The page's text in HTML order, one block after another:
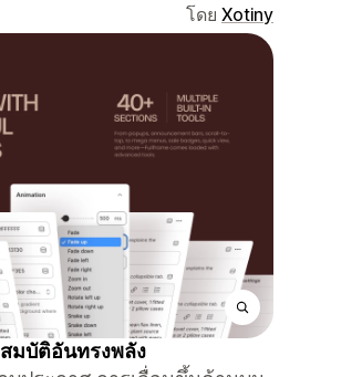
โดย Xotiny
บัติอันทรงพลัง